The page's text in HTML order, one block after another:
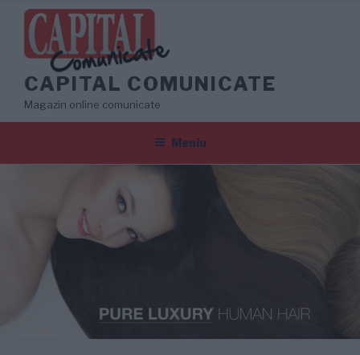
conținut
CAPITAL COMUNICATE
Magazin online comunicate
Meniu